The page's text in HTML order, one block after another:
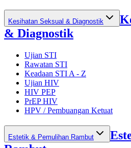
Kesihatan Seksual & Diagnostik
& Diagnostik
Ujian STI
Rawatan STI
Keadaan STI A - Z
Ujian HIV
HIV PEP
PrEP HIV
HPV / Pembuangan Ketuat
Estetik & Pemulihan Rambut